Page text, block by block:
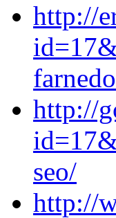
http://
http://
seo/
http://